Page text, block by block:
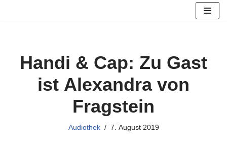
Handi & Cap: Zu Gast
ist Alexandra von
Fragstein
Audiothek 7. August 2019